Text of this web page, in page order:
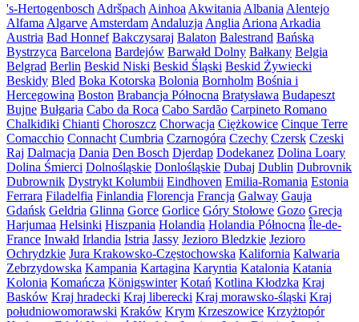
's-Hertogenbosch Adršpach Ainhoa Akwitania Albania Alentejo
Alfama Algarve Amsterdam Andaluzja Anglia Ariona Arkadia
Austria Bad Honnef Bakczysaraj Balaton Balestrand Bańska
Bystrzyca Barcelona Bardejów Barwałd Dolny Bałkany Belgia
Belgrad Berlin Beskid Niski Beskid Śląski Beskid Żywiecki
Beskidy Bled Boka Kotorska Bolonia Bornholm Bośnia i
Hercegowina Boston Brabancja Północna Bratysława Budapeszt
Bujne Bułgaria Cabo da Roca Cabo Sardão Carpineto Romano
Chalkidiki Chianti Choroszcz Chorwacja Ciężkowice Cinque Terre
Comacchio Connacht Cumbria Czarnogóra Czechy Czersk Czeski
Raj Dalmacja Dania Den Bosch Djerdap Dodekanez Dolina Loary
Dolina Śmierci Dolnośląskie Donlośląskie Dubaj Dublin Dubrovnik
Dubrownik Dystrykt Kolumbii Eindhoven Emilia-Romania Estonia
Ferrara Filadelfia Finlandia Florencja Francja Galway Gauja
Gdańsk Geldria Glinna Gorce Gorlice Góry Stołowe Gozo Grecja
Harjumaa Helsinki Hiszpania Holandia Holandia Północna Île-de-
France Inwałd Irlandia Istria Jassy Jezioro Bledzkie Jezioro
Ochrydzkie Jura Krakowsko-Częstochowska Kalifornia Kalwaria
Zebrzydowska Kampania Kartagina Karyntia Katalonia Katania
Kolonia Komańcza Königswinter Kotań Kotlina Kłodzka Kraj
Basków Kraj hradecki Kraj liberecki Kraj morawsko-śląski Kraj
południowomorawski Kraków Krym Krzeszowice Krzyżtopór